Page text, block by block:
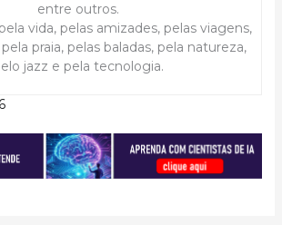
entre outros.
vida, pelas amizades, pelas viagens,
praia, pelas baladas, pela natureza,
jazz e pela tecnologia.